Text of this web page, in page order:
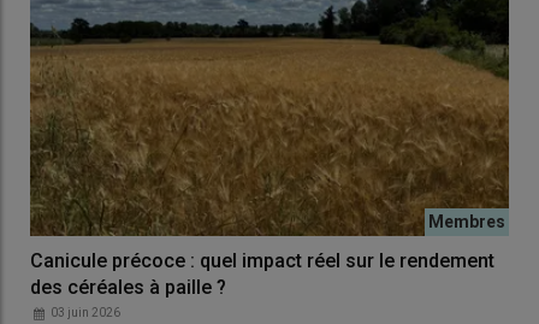
Canicule précoce : quel impact réel sur le rendement
des céréales à paille ?
03 juin 2026